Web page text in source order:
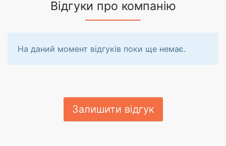
Відгуки про компанію
На даний момент відгуків поки ще немає.
Залишити відгук